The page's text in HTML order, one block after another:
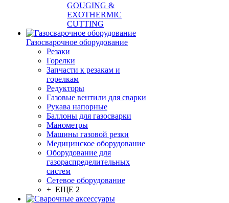
GOUGING &
EXOTHERMIC
CUTTING
Газосварочное оборудование
Резаки
Горелки
Запчасти к резакам и
горелкам
Редукторы
Газовые вентили для сварки
Рукава напорные
Баллоны для газосварки
Манометры
Машины газовой резки
Медицинское оборудование
Оборудование для
газораспределительных
систем
Сетевое оборудование
+ ЕЩЕ 2